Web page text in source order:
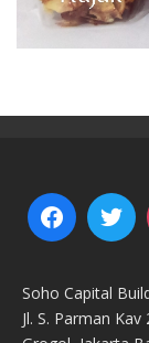
Soho Capital
Jl. S. Parman Kav